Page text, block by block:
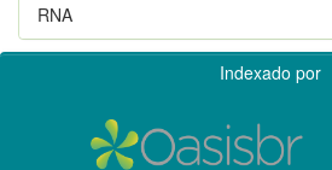
RNA
Indexado por